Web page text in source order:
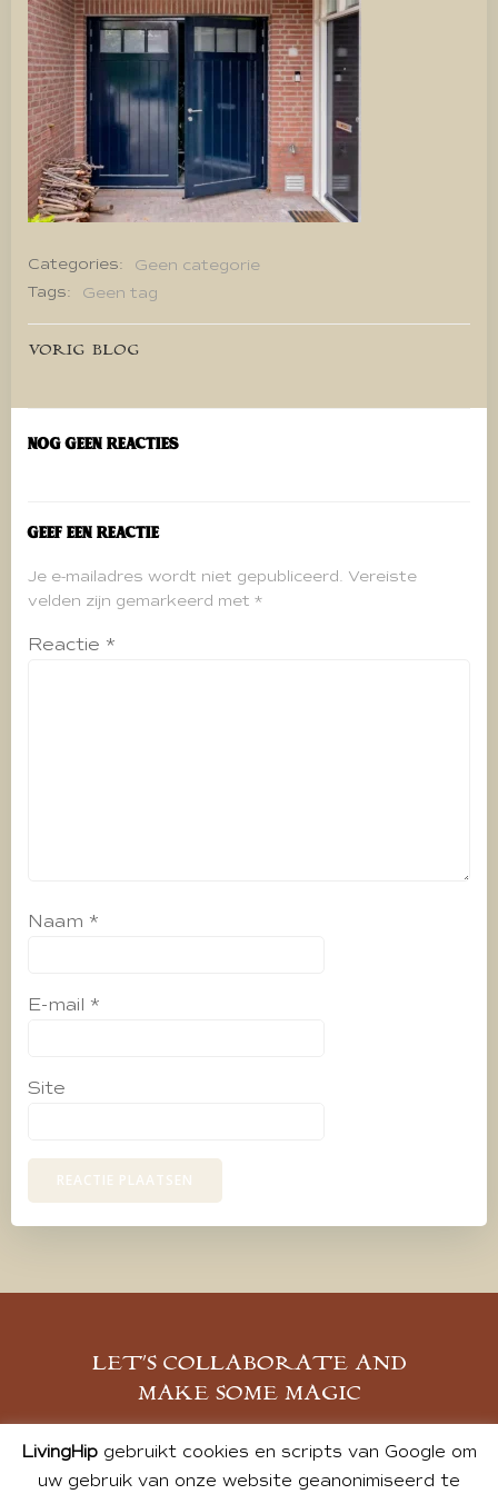
Categories:
Geen categorie
Tags:
Geen tag
Bericht
navigatie
VORIG BLOG
Nog geen reacties
Geef een reactie
Je e-mailadres wordt niet gepubliceerd. Vereiste
velden zijn gemarkeerd met *
Reactie *
Naam *
E-mail *
Site
LET’S COLLABORATE AND
MAKE SOME MAGIC
MELD JE AAN
LivingHipgebruikt cookies en scripts van Google om
uw gebruik van onze website geanonimiseerd te